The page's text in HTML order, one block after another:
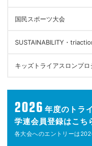
国民スポーツ大会
SUSTAINABILITY・
キッズトライアスロンプロ
2026 年度の トラ
学連会員登録はこち
各大会へのエントリーは